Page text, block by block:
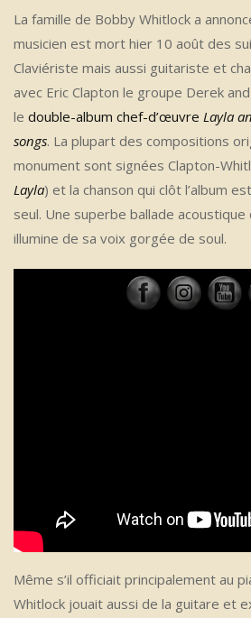
La famille de Bobby Whitlock a
musicien est mort hier 10 août des
Claviériste mais aussi guitariste et
avec Eric Clapton le groupe Derek
le double-album chef-d’œuvre Layla
songs. La plupart des compositions
monument sont signées Clapton-
Layla) et la chanson qui clôt l’album
seul. Une superbe ballade acoustique
illumine de sa voix gorgée de soul.
Même s’il officiait principalement au
Whitlock jouait aussi de la guitare et